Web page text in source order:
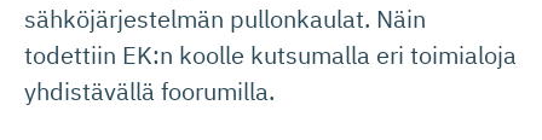
sähköjärjestelmän pullonkaulat. Näin
todettiin EK:n koolle kutsumalla eri toimialoja
yhdistävällä foorumilla.